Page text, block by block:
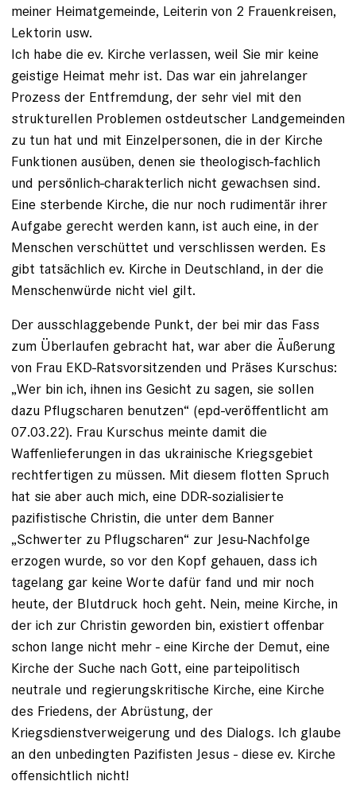
meiner Heimatgemeinde, Leiterin von 2 Frauenkreisen,
Lektorin usw.
Ich habe die ev. Kirche verlassen, weil Sie mir keine
geistige Heimat mehr ist. Das war ein jahrelanger
Prozess der Entfremdung, der sehr viel mit den
strukturellen Problemen ostdeutscher Landgemeinden
zu tun hat und mit Einzelpersonen, die in der Kirche
Funktionen ausüben, denen sie theologisch-fachlich
und persönlich-charakterlich nicht gewachsen sind.
Eine sterbende Kirche, die nur noch rudimentär ihrer
Aufgabe gerecht werden kann, ist auch eine, in der
Menschen verschüttet und verschlissen werden. Es
gibt tatsächlich ev. Kirche in Deutschland, in der die
Menschenwürde nicht viel gilt.
Der ausschlaggebende Punkt, der bei mir das Fass
zum Überlaufen gebracht hat, war aber die Äußerung
von Frau EKD-Ratsvorsitzenden und Präses Kurschus:
„Wer bin ich, ihnen ins Gesicht zu sagen, sie sollen
dazu Pflugscharen benutzen“ (epd-veröffentlicht am
07.03.22). Frau Kurschus meinte damit die
Waffenlieferungen in das ukrainische Kriegsgebiet
rechtfertigen zu müssen. Mit diesem flotten Spruch
hat sie aber auch mich, eine DDR-sozialisierte
pazifistische Christin, die unter dem Banner
„Schwerter zu Pflugscharen“ zur Jesu-Nachfolge
erzogen wurde, so vor den Kopf gehauen, dass ich
tagelang gar keine Worte dafür fand und mir noch
heute, der Blutdruck hoch geht. Nein, meine Kirche, in
der ich zur Christin geworden bin, existiert offenbar
schon lange nicht mehr - eine Kirche der Demut, eine
Kirche der Suche nach Gott, eine parteipolitisch
neutrale und regierungskritische Kirche, eine Kirche
des Friedens, der Abrüstung, der
Kriegsdienstverweigerung und des Dialogs. Ich glaube
an den unbedingten Pazifisten Jesus - diese ev. Kirche
offensichtlich nicht!